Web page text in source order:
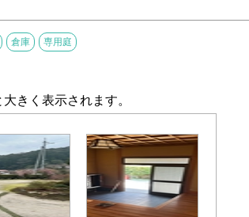
倉庫 専用庭
きく表示されます。